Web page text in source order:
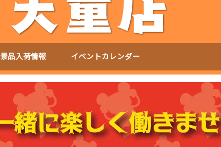
景品入荷情報 イベントカレンダー